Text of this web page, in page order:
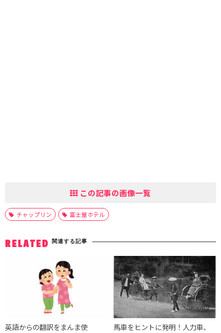
この記事の画像一覧
チャップリン 富士屋ホテル
RELATED 関連する記事
英語からの翻訳をまんま使
馬車をヒントに発明！人力車、